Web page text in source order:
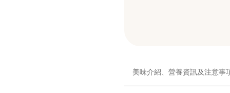
美味介紹、營養資訊及注意事